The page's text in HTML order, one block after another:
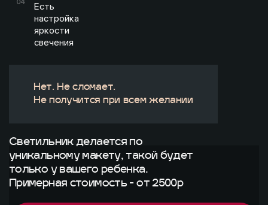
Есть
настройка
яркости
свечения
Нет. Не сломает.
Не получится при всем желании
Светильник делается по
уникальному макету, такой будет
только у вашего ребенка.
Примерная стоимость - от 2500р